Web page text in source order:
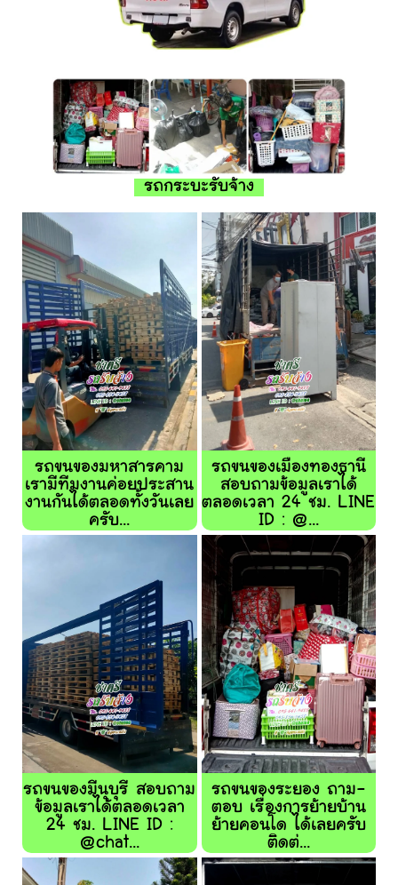
รถกระบะรับจ้าง
รถขนของมหาสารคาม
เรามีทีมงานค่อยประสาน
งานกันได้ตลอดทั้งวันเลย
ครับ...
รถขนของเมืองทองธานี
สอบถามข้อมูลเราได้
ตลอดเวลา 24 ชม. LINE
ID : @...
รถขนของมีนุบุรี สอบถาม
ข้อมูลเราได้ตลอดเวลา
24 ชม. LINE ID :
@chat...
รถขนของระยอง ถาม-
ตอบ เรื่องการย้ายบ้าน
ย้ายคอนโด ได้เลยครับ
ติดต่...